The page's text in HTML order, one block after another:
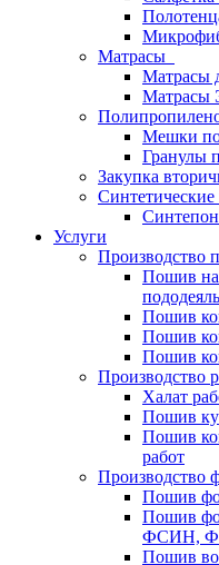
Матрасы
Матрасы
Матрасы
Мешки
Гранулы
Закупка
Услуги
Производство
Пошив
Пошив
Пошив
Пошив
Производство
Халат
Пошив
Пошив
работ
Производство
Пошив
Пошив
ФСИН,
Пошив